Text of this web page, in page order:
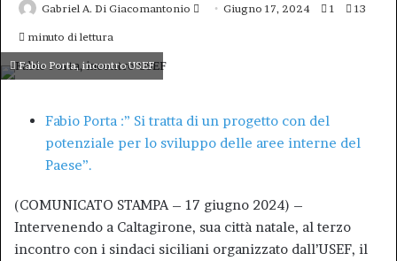
Gabriel A. Di Giacomantonio
InviaGiugno 17, 2024 1 13
minuto di lettura
Fabio Porta, incontro USEF
Fabio Porta :” Si tratta di un progetto con del
potenziale per lo sviluppo delle aree interne del
Paese”.
(COMUNICATO STAMPA – 17 giugno 2024) –
Intervenendo a Caltagirone, sua città natale, al terzo
incontro con i sindaci siciliani organizzato dall’USEF, il